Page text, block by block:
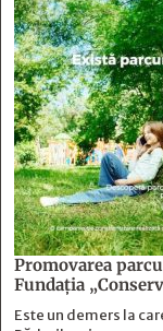
Promovarea
Fundația
Este un demers la